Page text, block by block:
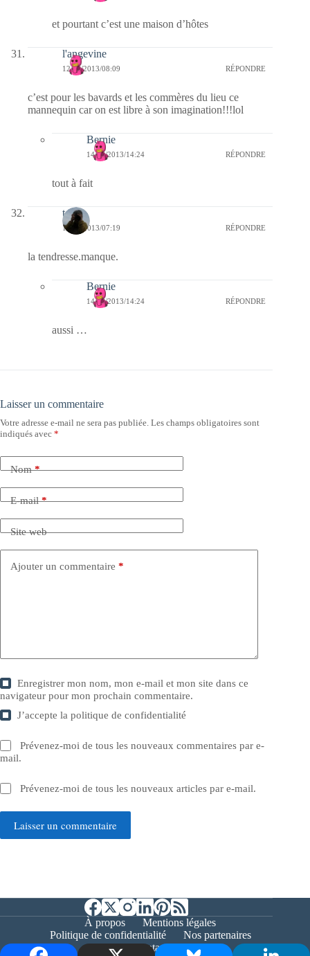
et pourtant c’est une maison d’hôtes
l'angevine
12/06/2013/08:09 RÉPONDRE
c’est pour les bavards et les commères du lieu ce
mannequin car on est libre à son imagination!!!lol
Bernie
14/06/2013/14:24 RÉPONDRE
tout à fait
telos
12/06/2013/07:19 RÉPONDRE
la tendresse.manque.
Bernie
14/06/2013/14:24 RÉPONDRE
aussi …
Laisser un commentaire
Votre adresse e-mail ne sera pas publiée. Les champs obligatoires sont
indiqués avec *
Nom*
E-mail*
Site web
Ajouter un commentaire *
Enregistrer mon nom, mon e-mail et mon site dans ce
navigateur pour mon prochain commentaire.
J’accepte lapolitique de confidentialité
Prévenez-moi de tous les nouveaux commentaires par e-
mail.
Prévenez-moi de tous les nouveaux articles par e-mail.
Laisser un commentaire
À propos
Mentions légales
Politique de confidentialité
Nos partenaires
Contact